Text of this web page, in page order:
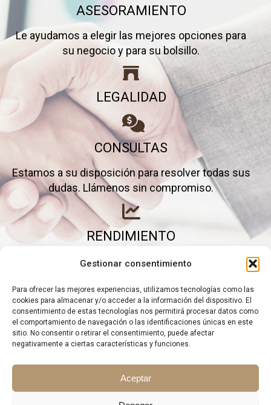
Gestionar consentimiento
Para ofrecer las mejores experiencias, utilizamos tecnologías como las
cookies para almacenar y/o acceder a la información del dispositivo. El
consentimiento de estas tecnologías nos permitirá procesar datos como
el comportamiento de navegación o las identificaciones únicas en este
sitio. No consentir o retirar el consentimiento, puede afectar
negativamente a ciertas características y funciones.
Aceptar
ASESORAMIENTO
Le ayudamos a elegir las mejores opciones para
su negocio y para su bolsillo.
LEGALIDAD
CONSULTAS
Estamos a su disposición para resolver todas sus
dudas. Llámenos sin compromiso.
RENDIMIENTO
Elimine gastos inútiles y saque el máximo partido a